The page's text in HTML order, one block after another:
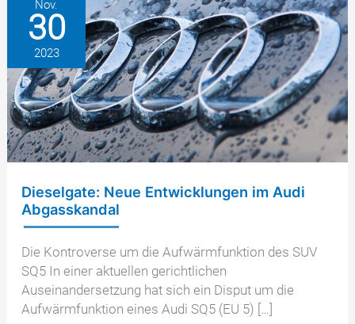
Nov.
30
2023
Dieselgate: Neue Entwicklungen im Audi
Abgasskandal
Die Kontroverse um die Aufwärmfunktion des SUV
SQ5 In einer aktuellen gerichtlichen
Auseinandersetzung hat sich ein Disput um die
Aufwärmfunktion eines Audi SQ5 (EU 5) […]